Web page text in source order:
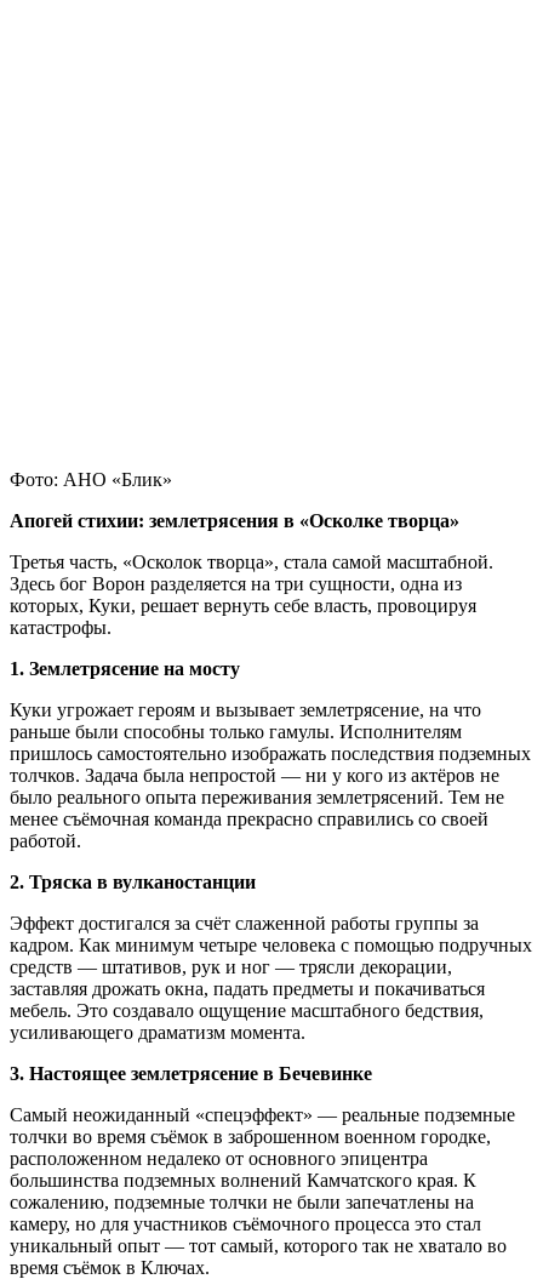
Фото: АНО «Блик»
Апогей стихии: землетрясения в «Осколке творца»
Третья часть, «Осколок творца», стала самой масштабной.
Здесь бог Ворон разделяется на три сущности, одна из
которых, Куки, решает вернуть себе власть, провоцируя
катастрофы.
1. Землетрясение на мосту
Куки угрожает героям и вызывает землетрясение, на что
раньше были способны только гамулы. Исполнителям
пришлось самостоятельно изображать последствия подземных
толчков. Задача была непростой — ни у кого из актёров не
было реального опыта переживания землетрясений. Тем не
менее съёмочная команда прекрасно справились со своей
работой.
2. Тряска в вулканостанции
Эффект достигался за счёт слаженной работы группы за
кадром. Как минимум четыре человека с помощью подручных
средств — штативов, рук и ног — трясли декорации,
заставляя дрожать окна, падать предметы и покачиваться
мебель. Это создавало ощущение масштабного бедствия,
усиливающего драматизм момента.
3. Настоящее землетрясение в Бечевинке
Самый неожиданный «спецэффект» — реальные подземные
толчки во время съёмок в заброшенном военном городке,
расположенном недалеко от основного эпицентра
большинства подземных волнений Камчатского края. К
сожалению, подземные толчки не были запечатлены на
камеру, но для участников съёмочного процесса это стал
уникальный опыт — тот самый, которого так не хватало во
время съёмок в Ключах.